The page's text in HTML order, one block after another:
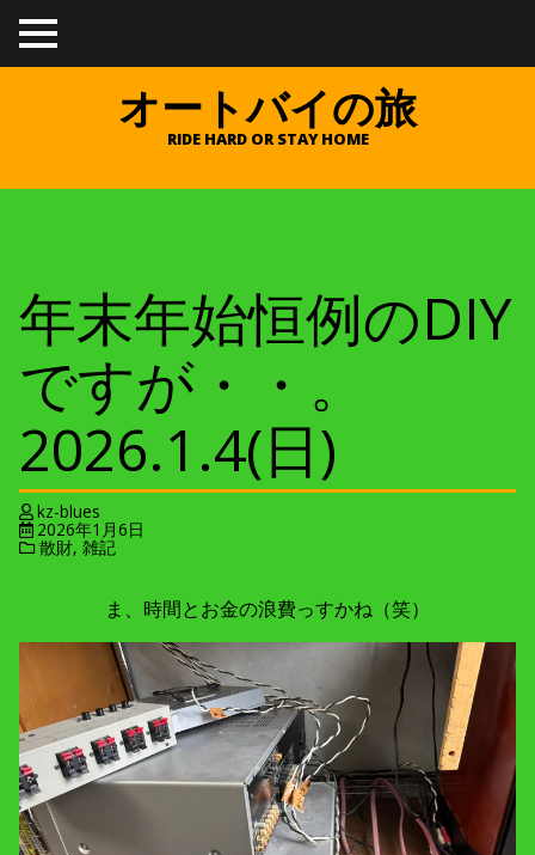
TO
GGL
オートバイの旅
RIDE HARD OR STAY HOME
年末年始恒例のDIY
ですが・・。
2026.1.4(日)
kz-blues
2026年1月6日
散財,雑記
ま、時間とお金の浪費っすかね（笑）